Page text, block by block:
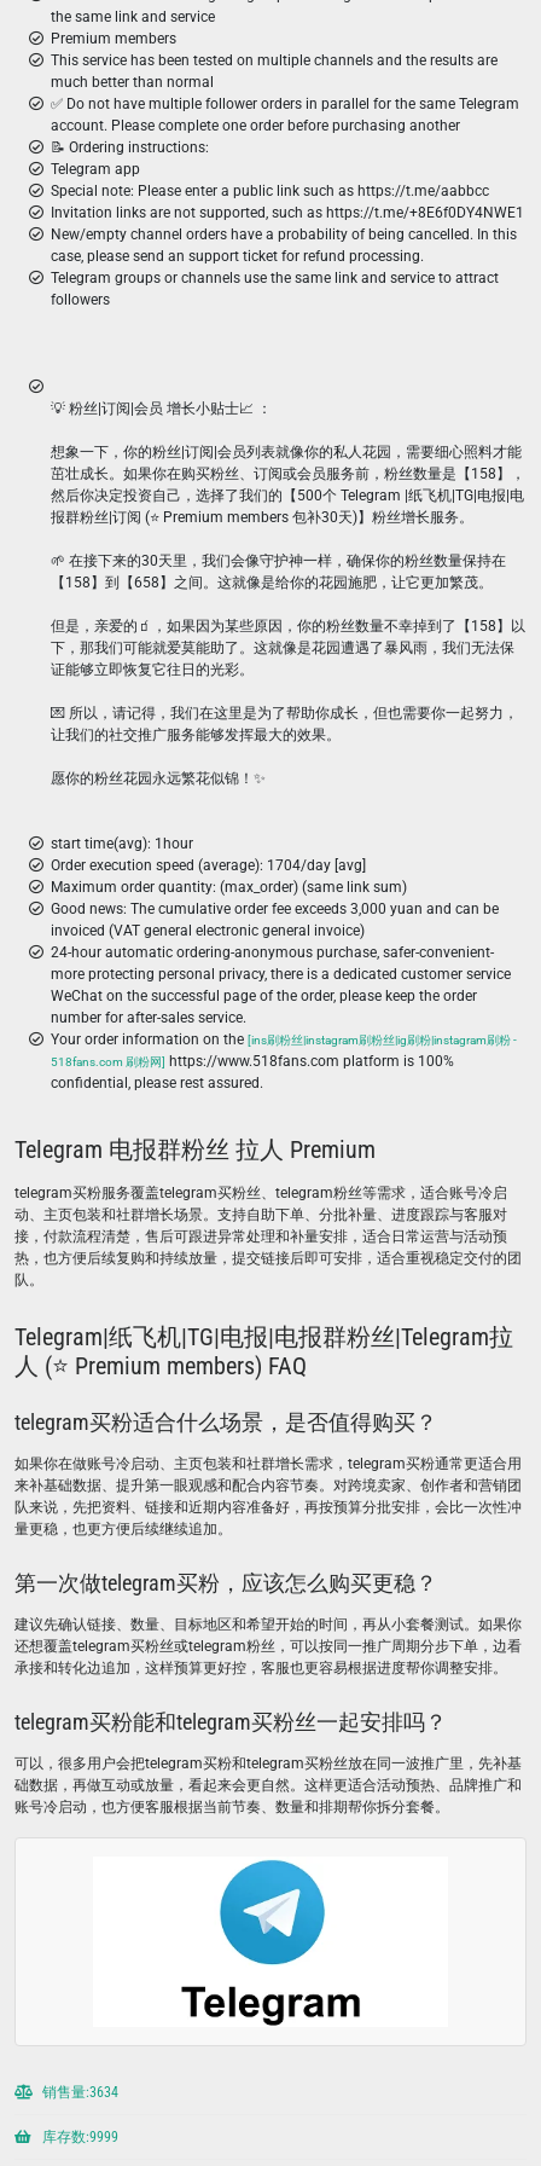
the same link and service
Premium members
This service has been tested on multiple channels and the results are
much better than normal
✅ Do not have multiple follower orders in parallel for the same Telegram
account. Please complete one order before purchasing another
📝 Ordering instructions:
Telegram app
Special note: Please enter a public link such as https://t.me/aabbcc
Invitation links are not supported, such as https://t.me/+8E6f0DY4NWE1
New/empty channel orders have a probability of being cancelled. In this
case, please send an support ticket for refund processing.
Telegram groups or channels use the same link and service to attract
followers
💡 粉丝|订阅|会员 增长小贴士📈 ：
想象一下，你的粉丝|订阅|会员列表就像你的私人花园，需要细心照料才能
茁壮成长。如果你在购买粉丝、订阅或会员服务前，粉丝数量是【158】，
然后你决定投资自己，选择了我们的【500个 Telegram |纸飞机|TG|电报|电
报群粉丝|订阅 (⭐ Premium members 包补30天)】粉丝增长服务。
🌱 在接下来的30天里，我们会像守护神一样，确保你的粉丝数量保持在
【158】到【658】之间。这就像是给你的花园施肥，让它更加繁茂。
但是，亲爱的🧃，如果因为某些原因，你的粉丝数量不幸掉到了【158】以
下，那我们可能就爱莫能助了。这就像是花园遭遇了暴风雨，我们无法保
证能够立即恢复它往日的光彩。
💌 所以，请记得，我们在这里是为了帮助你成长，但也需要你一起努力，
让我们的社交推广服务能够发挥最大的效果。
愿你的粉丝花园永远繁花似锦！✨
start time(avg): 1hour
Order execution speed (average): 1704/day [avg]
Maximum order quantity: (max_order) (same link sum)
Good news: The cumulative order fee exceeds 3,000 yuan and can be
invoiced (VAT general electronic general invoice)
24-hour automatic ordering-anonymous purchase, safer-convenient-
more protecting personal privacy, there is a dedicated customer service
WeChat on the successful page of the order, please keep the order
number for after-sales service.
Your order information on the [ins刷粉丝|instagram刷粉丝|ig刷粉|instagram刷粉 -
518fans.com 刷粉网]
https://www.518fans.com platform is 100%
confidential, please rest assured.
Telegram 电报群粉丝 拉人 Premium
telegram买粉服务覆盖telegram买粉丝、telegram粉丝等需求，适合账号冷启
动、主页包装和社群增长场景。支持自助下单、分批补量、进度跟踪与客服对
接，付款流程清楚，售后可跟进异常处理和补量安排，适合日常运营与活动预
热，也方便后续复购和持续放量，提交链接后即可安排，适合重视稳定交付的团
队。
Telegram|纸飞机|TG|电报|电报群粉丝|Telegram拉
人 (⭐ Premium members) FAQ
telegram买粉适合什么场景，是否值得购买？
如果你在做账号冷启动、主页包装和社群增长需求，telegram买粉通常更适合用
来补基础数据、提升第一眼观感和配合内容节奏。对跨境卖家、创作者和营销团
队来说，先把资料、链接和近期内容准备好，再按预算分批安排，会比一次性冲
量更稳，也更方便后续继续追加。
第一次做telegram买粉，应该怎么购买更稳？
建议先确认链接、数量、目标地区和希望开始的时间，再从小套餐测试。如果你
还想覆盖telegram买粉丝或telegram粉丝，可以按同一推广周期分步下单，边看
承接和转化边追加，这样预算更好控，客服也更容易根据进度帮你调整安排。
telegram买粉能和telegram买粉丝一起安排吗？
可以，很多用户会把telegram买粉和telegram买粉丝放在同一波推广里，先补基
础数据，再做互动或放量，看起来会更自然。这样更适合活动预热、品牌推广和
账号冷启动，也方便客服根据当前节奏、数量和排期帮你拆分套餐。
销售量:3634
库存数:9999